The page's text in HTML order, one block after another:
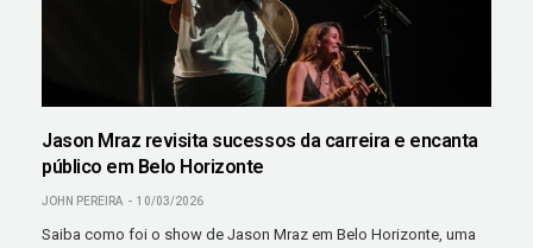
Jason Mraz revisita sucessos da carreira e encanta
público em Belo Horizonte
JOHN PEREIRA 10/03/2026
Saiba como foi o show de Jason Mraz em Belo Horizonte, uma